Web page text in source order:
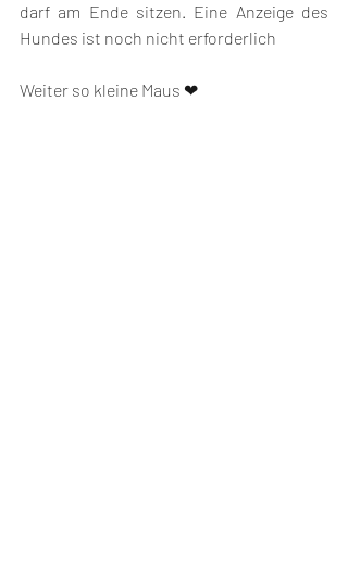
darf am Ende sitzen. Eine Anzeige des
Hundes ist noch nicht erforderlich
Weiter so kleine Maus ❤